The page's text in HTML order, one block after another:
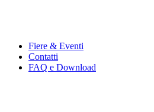
Fiere & Eventi
Contatti
FAQ e Download